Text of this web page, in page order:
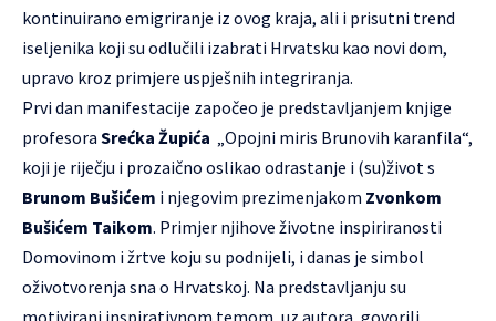
kontinuirano emigriranje iz ovog kraja, ali i prisutni trend
iseljenika koji su odlučili izabrati Hrvatsku kao novi dom,
upravo kroz primjere uspješnih integriranja.
Prvi dan manifestacije započeo je predstavljanjem knjige
profesora Srećka Župića „Opojni miris Brunovih karanfila“,
koji je riječju i prozaično oslikao odrastanje i (su)život s
Brunom Bušićem i njegovim prezimenjakom Zvonkom
Bušićem Taikom. Primjer njihove životne inspiriranosti
Domovinom i žrtve koju su podnijeli, i danas je simbol
oživotvorenja sna o Hrvatskoj. Na predstavljanju su
motivirani inspirativnom temom, uz autora, govorili